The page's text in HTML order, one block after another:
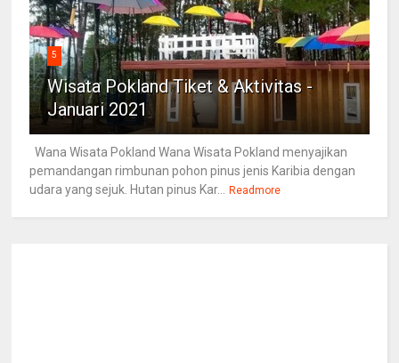
5
Wisata Pokland Tiket & Aktivitas -
Januari 2021
Wana Wisata Pokland Wana Wisata Pokland menyajikan
pemandangan rimbunan pohon pinus jenis Karibia dengan
udara yang sejuk. Hutan pinus Kar...
Readmore